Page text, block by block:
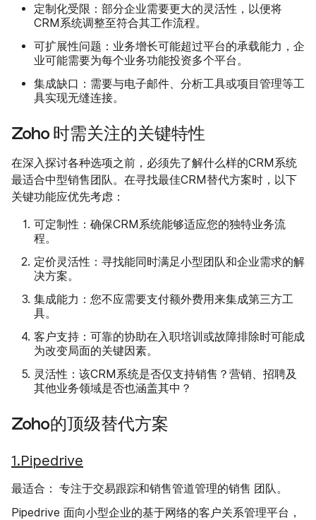
定制化受限： 部分企业需要更大的灵活性，以便将
CRM系统调整至符合其工作流程。
可扩展性问题： 业务增长可能超过平台的承载能力，企
业可能需要为每个业务功能投资多个平台。
集成缺口： 需要与电子邮件、分析工具或项目管理等工
具实现无缝连接。
Zoho 时需关注的关键特性
在深入探讨各种选项之前，必须先了解什么样的CRM系统
最适合中型销售团队。在寻找最佳CRM替代方案时，以下
关键功能应优先考虑：
可定制性： 确保CRM系统能够适应您的独特业务流
程。
定价灵活性： 寻找能同时满足小型团队和企业需求的解
决方案。
集成能力： 您不应需要支付额外费用来集成第三方工
具。
客户支持： 可靠的协助在入职培训或故障排除时可能成
为改变局面的关键因素。
灵活性： 该CRM系统是否仅支持销售？营销、招聘及
其他业务领域是否也涵盖其中？
Zoho的顶级替代方案
1.Pipedrive
最适合： 专注于交易跟踪和销售管道管理的销售 团队。
Pipedrive 面向小型企业的基于网络的客户关系管理平台，